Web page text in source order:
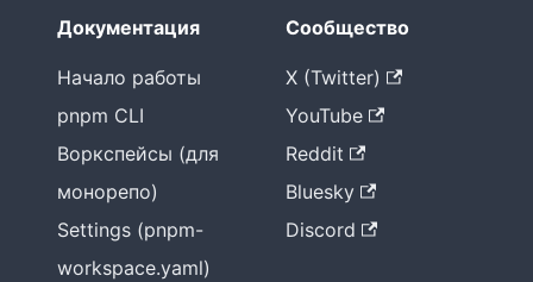
Документация
Начало работы
pnpm CLI
Воркспейсы (для
монорепо)
Settings (pnpm-
workspace.yaml)
Сообщество
X (Twitter)
YouTube
Reddit
Bluesky
Discord